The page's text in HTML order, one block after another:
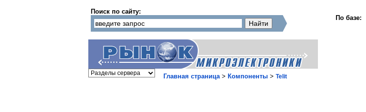
Поиск по сайту:
По базе:
Главная страница> Компоненты > Telit